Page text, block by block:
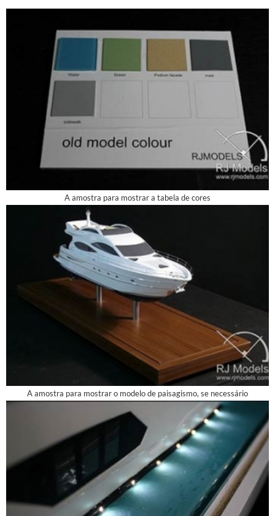
A amostra para mostrar a tabela de cores
A amostra para mostrar o modelo de paisagismo, se necessário